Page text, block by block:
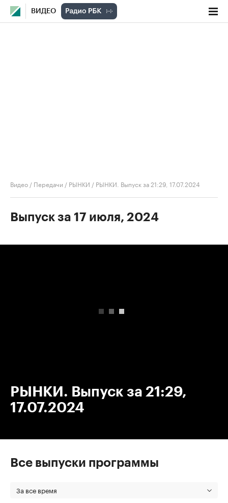
ВИДЕО
Видео / Передачи / РЫНКИ / РЫНКИ. Выпуск за 21:29, 17.07.2024
Выпуск за 17 июля, 2024
РЫНКИ. Выпуск за 21:29,
17.07.2024
Все выпуски программы
За все время